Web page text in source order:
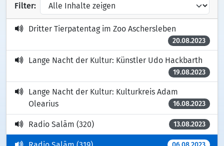
Filter:
Dritter Tierpatentag im Zoo Aschersleben
20.08.2023
Lange Nacht der Kultur: Künstler Udo Hackbarth
19.08.2023
Lange Nacht der Kultur: Kulturkreis Adam
Olearius
16.08.2023
Radio Salām (320) 13.08.2023